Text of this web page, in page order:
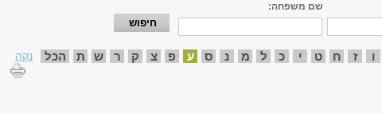
שם משפחה:
ו ז ח ט י כ ל מ נ ס ע פ צ ק ר ש ת הכל נקה